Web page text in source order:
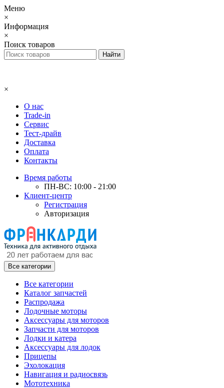
Меню
×
Информация
×
Поиск товаров
×
О нас
Trade-in
Сервис
Тест-драйв
Доставка
Оплата
Контакты
Время работы
ПН-ВС: 10:00 - 21:00
Клиент-центр
Регистрация
Авторизация
Все категории
Все категории
Каталог запчастей
Распродажа
Лодочные моторы
Аксессуары для моторов
Запчасти для моторов
Лодки и катера
Аксессуары для лодок
Прицепы
Эхолокация
Навигация и радиосвязь
Мототехника